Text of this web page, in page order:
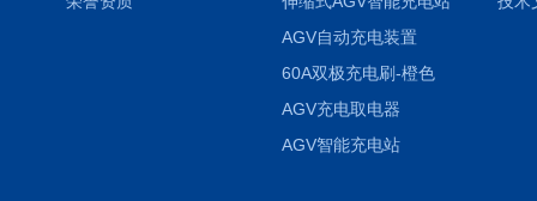
AGV自动充电装置
60A双极充电刷-橙色
AGV充电取电器
AGV智能充电站